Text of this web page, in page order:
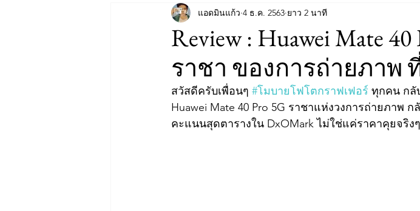
Gadget
Review : Huawei Mate
ราชา ของการถ่ายภาพ
แอดมินแก้ว 4 ธ.ค. 2563 ยาว 2 นาที
สวัสดีครับเพื่อนๆ #โมบายโฟโตกราฟเฟอร ทุกคน ก
Huawei Mate 40 Pro 5G ราชาแห่งวงการถ่ายภาพ
คะแนนสุดตารางใน DxOMark ไม่ใช่แค่ราคาคุยจริ